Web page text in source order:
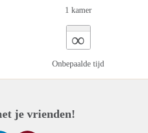
1 kamer
∞
Onbepaalde tijd
je vrienden!